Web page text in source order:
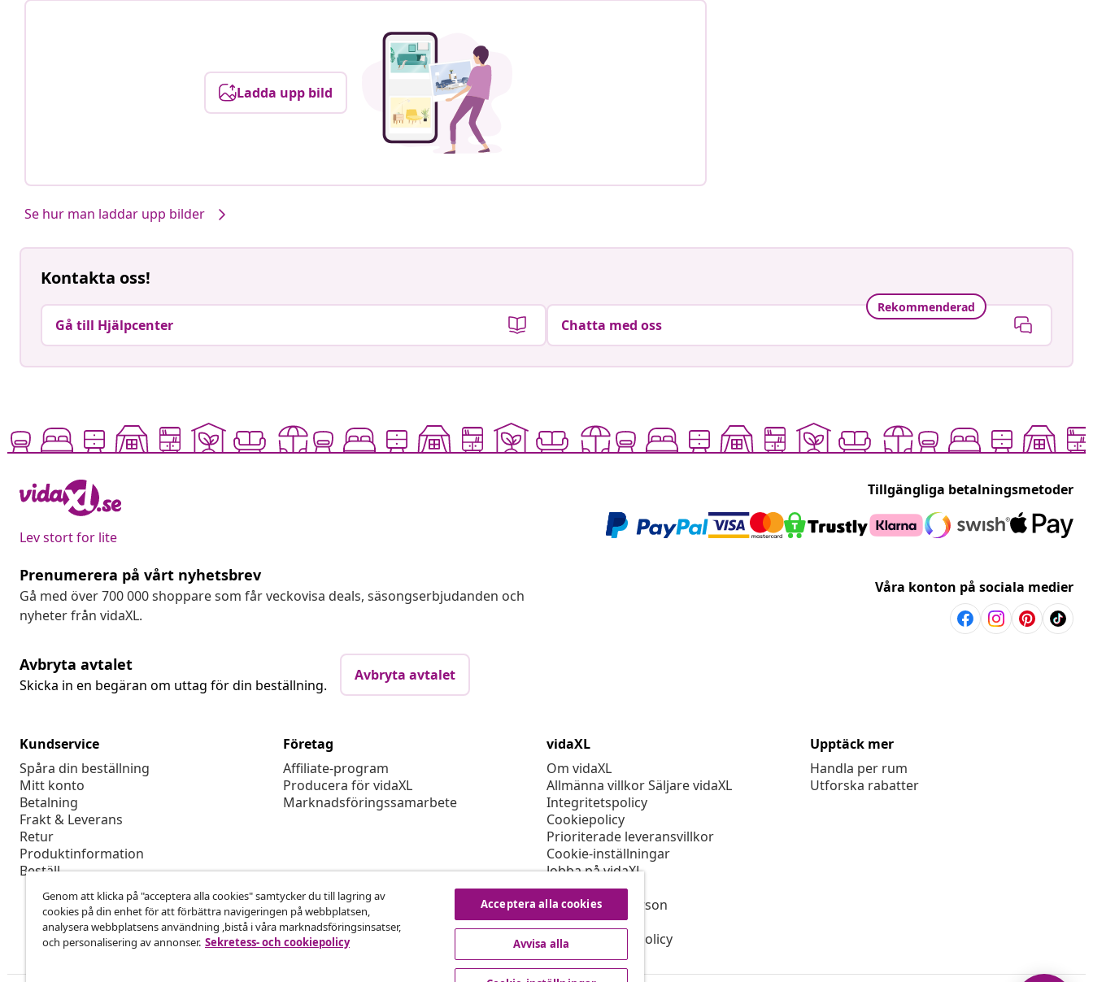
Ladda upp bild
Se hur man laddar upp bilder
Kontakta oss!
Gå till Hjälpcenter
Rekommenderad
Chatta med oss
Lev stort for lite
Tillgängliga betalningsmetoder
Prenumerera på vårt nyhetsbrev
Gå med över 700 000 shoppare som får veckovisa deals, säsongserbjudanden och
nyheter från vidaXL.
Våra konton på sociala medier
Avbryta avtalet
Skicka in en begäran om uttag för din beställning.
Avbryta avtalet
Kundservice
Spåra din beställning
Mitt konto
Betalning
Frakt & Leverans
Retur
Produktinformation
Beställ
Företag
Affiliate-program
Producera för vidaXL
Marknadsföringssamarbete
vidaXL
Om vidaXL
Allmänna villkor Säljare vidaXL
Integritetspolicy
Cookiepolicy
Prioriterade leveransvillkor
Cookie-inställningar
Jobba på vidaXL
Säkerhet
EU Ansvarig person
Policyn för EPR
Tillgänglighetspolicy
Upptäck mer
Handla per rum
Utforska rabatter
Genom att klicka på "acceptera alla cookies" samtycker du till lagring av
cookies på din enhet för att förbättra navigeringen på webbplatsen,
analysera webbplatsens användning ,bistå i våra marknadsföringsinsatser,
och personalisering av annonser. Sekretess- och cookiepolicy
Acceptera alla cookies
Avvisa alla